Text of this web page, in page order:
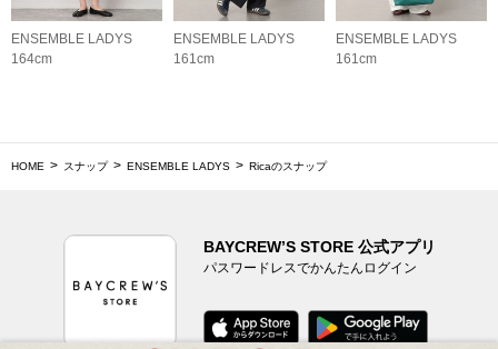
ENSEMBLE LADYS
164cm
ENSEMBLE LADYS
161cm
ENSEMBLE LADYS
161cm
HOME スナップ ENSEMBLE LADYS Ricaのスナップ
BAYCREW’S STORE 公式アプリ
パスワードレスでかんたんログイン